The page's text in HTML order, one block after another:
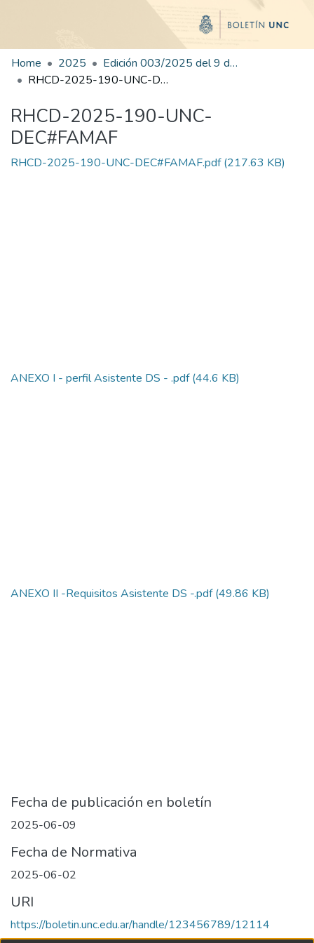
Home 2025
Edición 003/2025 del 9 de junio de 2025
RHCD-2025-190-UNC-DEC#FAMAF
RHCD-2025-190-UNC-
DEC#FAMAF
RHCD-2025-190-UNC-DEC#FAMAF.pdf(217.63 KB)
ANEXO I - perfil Asistente DS - .pdf(44.6 KB)
ANEXO II -Requisitos Asistente DS -.pdf(49.86 KB)
Fecha de publicación en boletín
2025-06-09
Fecha de Normativa
2025-06-02
URI
https://boletin.unc.edu.ar/handle/123456789/12114